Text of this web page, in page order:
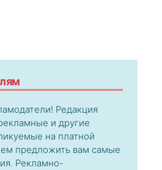
Редакция
и другие
на платной
предложить вам самые
Рекламно-